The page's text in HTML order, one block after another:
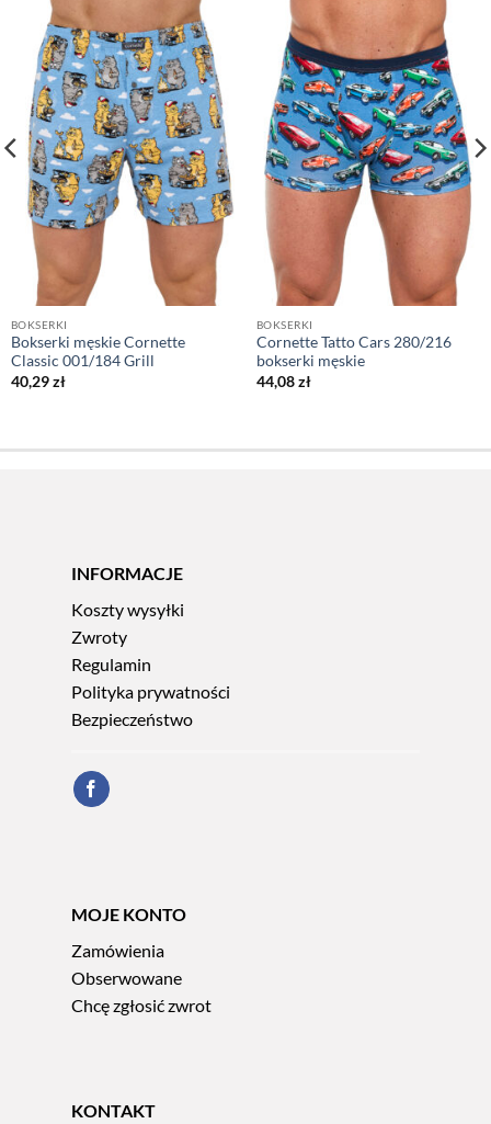
BOKSERKI
Bokserki męskie Cornette
Classic 001/184 Grill
40,29zł
BOKSERKI
Cornette Tatto Cars 280/216
bokserki męskie
44,08zł
INFORMACJE
Koszty wysyłki
Zwroty
Regulamin
Polityka prywatności
Bezpieczeństwo
MOJE KONTO
Zamówienia
Obserwowane
Chcę zgłosić zwrot
KONTAKT